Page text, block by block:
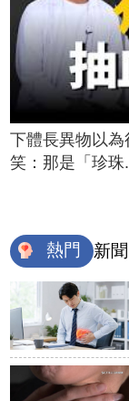
下體長異物以
笑：那是「珍珠
熱門 新聞